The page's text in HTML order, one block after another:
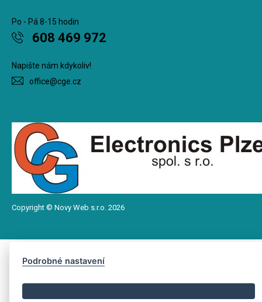
Po - Pá 8-15 hodin
608 469 972
Napište nám kdykoliv!
office@cge.cz
Copyright © Novy Web s.r.o. 2026
Podrobné nastavení